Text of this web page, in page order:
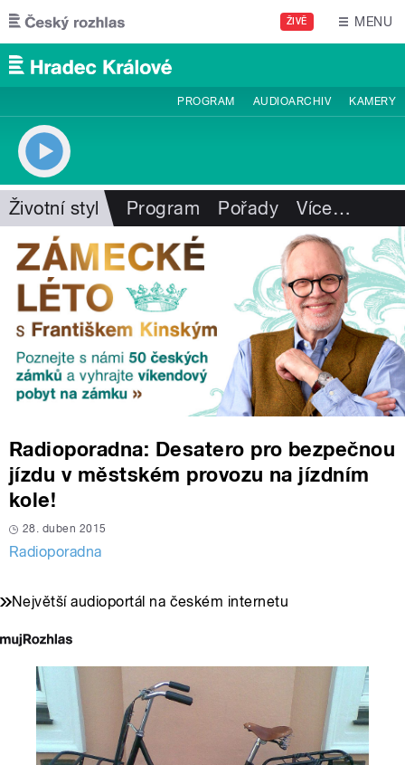
Přejít k hlavnímu obsahu
ŽIVĚ MENU
PROGRAM AUDIOARCHIV KAMERY
Životní styl Program Pořady Více…
Radioporadna: Desatero pro bezpečnou
jízdu v městském provozu na jízdním
kole!
28. duben 2015
Radioporadna
Největší audioportál na českém internetu